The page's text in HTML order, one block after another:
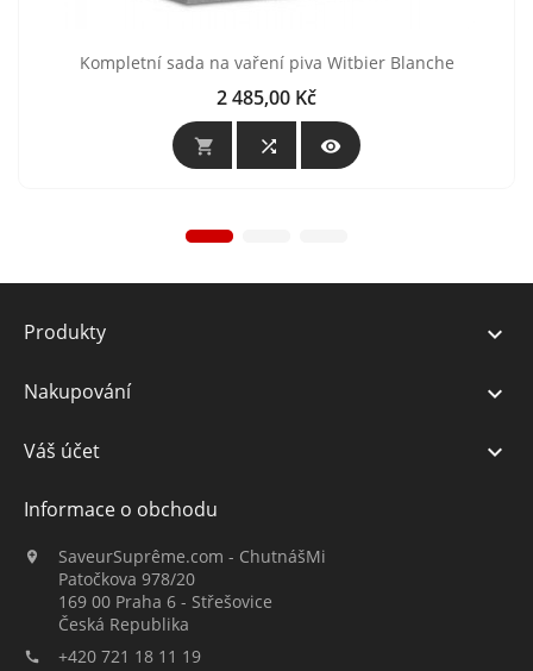
Kompletní sada na vaření piva Witbier Blanche
Cena
2 485,00 Kč
  
Produkty 
Nakupování 
Váš účet 
Informace o obchodu

SaveurSuprême.com - ChutnášMi
Patočkova 978/20
169 00 Praha 6 - Střešovice
Česká Republika
 +420 721 18 11 19